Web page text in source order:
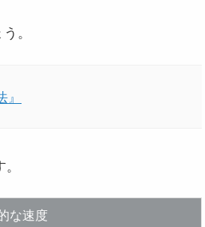
。
な速度